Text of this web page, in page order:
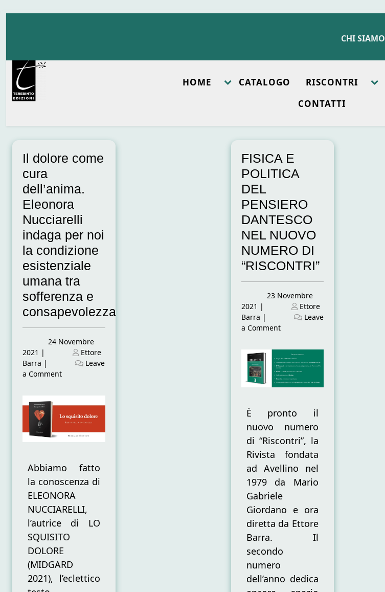
CHI SIAMO
HOME CATALOGO RISCONTRI
CONTATTI
Il dolore come
cura
dell’anima.
Eleonora
Nucciarelli
indaga per noi
la condizione
esistenziale
umana tra
sofferenza e
consapevolezza
Posted
24 Novembre
2021 |
Posted
on
Ettore
Barra |
Leave
a Commenton
come
cura
dell’anima.
Eleonora
per
noi
la
condizione
esistenziale
umana
tra
sofferenza
e
consapevolezza
Abbiamo fatto
la conoscenza di
ELEONORA
NUCCIARELLI,
l’autrice di LO
SQUISITO
DOLORE
(MIDGARD
2021), l’eclettico
FISICA E
POLITICA
DEL
PENSIERO
DANTESCO
NEL NUOVO
NUMERO DI
“RISCONTRI”
Posted
23 Novembre
2021 |
Posted
on
Ettore
Barra |
Leave
a Commenton
E
POLITICA
DEL
PENSIERO
NUOVO
NUMERO
“RISCONTRI”
È pronto il
nuovo numero
di “Riscontri”, la
Rivista fondata
ad Avellino nel
1979 da Mario
Gabriele
Giordano e ora
diretta da Ettore
Barra. Il
secondo
numero
dell’anno dedica